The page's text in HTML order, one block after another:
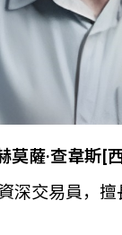
莫薩·查韋斯[
深交易員，